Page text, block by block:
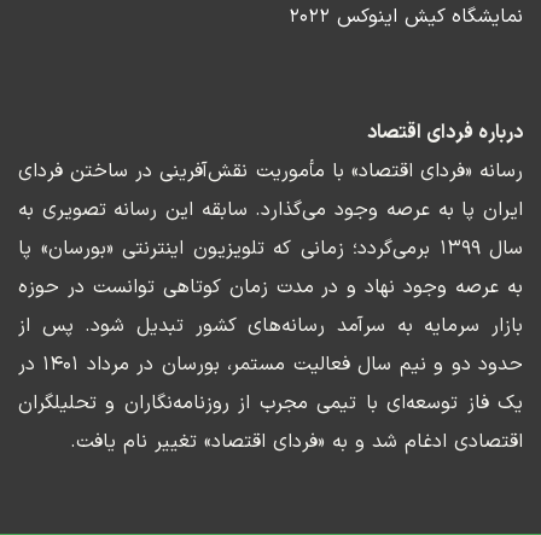
نمایشگاه کیش اینوکس ۲۰۲۲
درباره فردای اقتصاد
رسانه «فردای اقتصاد» با مأموریت نقش‌آفرینی در ساختن فردای
ایران پا به عرصه وجود می‌گذارد. سابقه این رسانه تصویری به
سال ۱۳۹۹ برمی‌گردد؛ زمانی که تلویزیون اینترنتی «بورسان» پا
به عرصه وجود نهاد و در مدت زمان کوتاهی توانست در حوزه
بازار سرمایه به سرآمد رسانه‌های کشور تبدیل شود. پس از
حدود دو و نیم سال فعالیت مستمر، بورسان در مرداد ۱۴۰۱ در
یک فاز توسعه‌ای با تیمی مجرب از روزنامه‌نگاران و تحلیلگران
اقتصادی ادغام شد و به «فردای اقتصاد» تغییر نام یافت.